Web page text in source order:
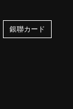
銀聯カード